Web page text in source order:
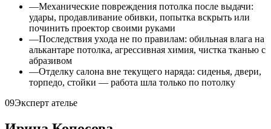
—Механические повреждения потолка после выдачи:
удары, продавливание обивки, попытка вскрыть или
починить проектор своими руками
—Последствия ухода не по правилам: обильная влага на
алькантаре потолка, агрессивная химия, чистка тканью с
абразивом
—Отделку салона вне текущего наряда: сиденья, двери,
торпедо, стойки — работа шла только по потолку
09Эксперт ателье